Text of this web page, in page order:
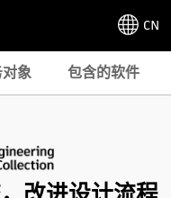
CN
象 包含的软件